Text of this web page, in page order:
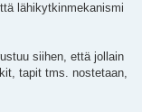
lähikytkinmekanismi
siihen, että jollain
tapit tms. nostetaan,